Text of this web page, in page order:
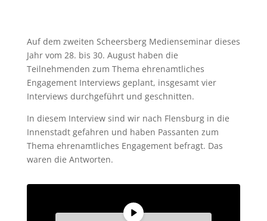
Auf dem zweiten Scheersberg Medienseminar dieses
Jahr vom 28. bis 30. August haben die
Teilnehmenden zum Thema ehrenamtliches
Engagement Interviews geplant, insgesamt vier
Interviews durchgeführt und geschnitten.
In diesem Interview sind wir nach Flensburg in die
Innenstadt gefahren und haben Passanten zum
Thema ehrenamtliches Engagement befragt. Das
waren die Antworten.